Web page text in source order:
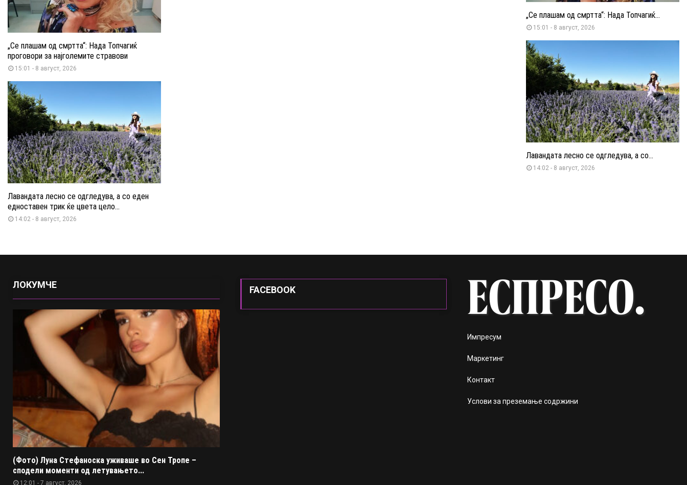
„Се плашам од смртта“: Нада Топчагиќ
проговори за најголемите стравови
15:01 - 8 август, 2026
Лавандата лесно се одгледува, а со еден
едноставен трик ќе цвета цело...
14:02 - 8 август, 2026
„Се плашам од смртта“: Нада Топчагиќ...
15:01 - 8 август, 2026
Лавандата лесно се одгледува, а со...
14:02 - 8 август, 2026
ЛОКУМЧЕ
(Фото) Луна Стефаноска уживаше во Сен Тропе –
сподели моменти од летувањето...
12:01 - 7 август, 2026
FACEBOOK
Импресум
Маркетинг
Контакт
Услови за преземање содржини